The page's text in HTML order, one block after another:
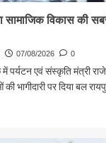
विकास की
07/08/2026 0
पर्यटन एवं संस्कृति मंत्री
भागीदारी पर दिया बल